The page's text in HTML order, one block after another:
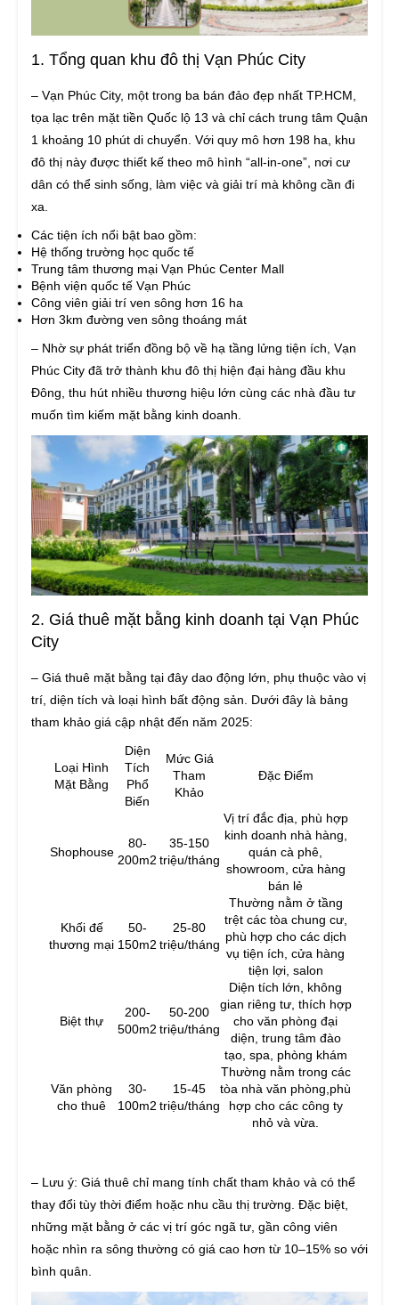
1. Tổng quan khu đô thị Vạn Phúc City
– Vạn Phúc City, một trong ba bán đảo đẹp nhất TP.HCM,
tọa lạc trên mặt tiền Quốc lộ 13 và chỉ cách trung tâm Quận
1 khoảng 10 phút di chuyển. Với quy mô hơn 198 ha, khu
đô thị này được thiết kế theo mô hình “all-in-one”, nơi cư
dân có thể sinh sống, làm việc và giải trí mà không cần đi
xa.
Các tiện ích nổi bật bao gồm:
Hệ thống trường học quốc tế
Trung tâm thương mại Vạn Phúc Center Mall
Bệnh viện quốc tế Vạn Phúc
Công viên giải trí ven sông hơn 16 ha
Hơn 3km đường ven sông thoáng mát
– Nhờ sự phát triển đồng bộ về hạ tầng lửng tiện ích, Vạn
Phúc City đã trở thành khu đô thị hiện đại hàng đầu khu
Đông, thu hút nhiều thương hiệu lớn cùng các nhà đầu tư
muốn tìm kiếm mặt bằng kinh doanh.
2. Giá thuê mặt bằng kinh doanh tại Vạn Phúc
City
– Giá thuê mặt bằng tại đây dao động lớn, phụ thuộc vào vị
trí, diện tích và loại hình bất động sản. Dưới đây là bảng
tham khảo giá cập nhật đến năm 2025:
Loại Hình
Mặt Bằng
Diện
Tích
Phổ
Biến
Mức Giá
Tham
Khảo
Đặc Điểm
Shophouse
80-
200m2
35-150
triệu/tháng
Vị trí đắc địa, phù hợp
kinh doanh nhà hàng,
quán cà phê,
showroom, cửa hàng
bán lẻ
Khối đế
thương mại
50-
150m2
25-80
triệu/tháng
Thường nằm ở tầng
trệt các tòa chung cư,
phù hợp cho các dịch
vụ tiện ích, cửa hàng
tiện lợi, salon
Biệt thự
200-
500m2
50-200
triệu/tháng
Diện tích lớn, không
gian riêng tư, thích hợp
cho văn phòng đại
diện, trung tâm đào
tạo, spa, phòng khám
Văn phòng
cho thuê
30-
100m2
15-45
triệu/tháng
Thường nằm trong các
tòa nhà văn phòng,phù
hợp cho các công ty
nhỏ và vừa.
– Lưu ý: Giá thuê chỉ mang tính chất tham khảo và có thể
thay đổi tùy thời điểm hoặc nhu cầu thị trường. Đặc biệt,
những mặt bằng ở các vị trí góc ngã tư, gần công viên
hoặc nhìn ra sông thường có giá cao hơn từ 10–15% so với
bình quân.